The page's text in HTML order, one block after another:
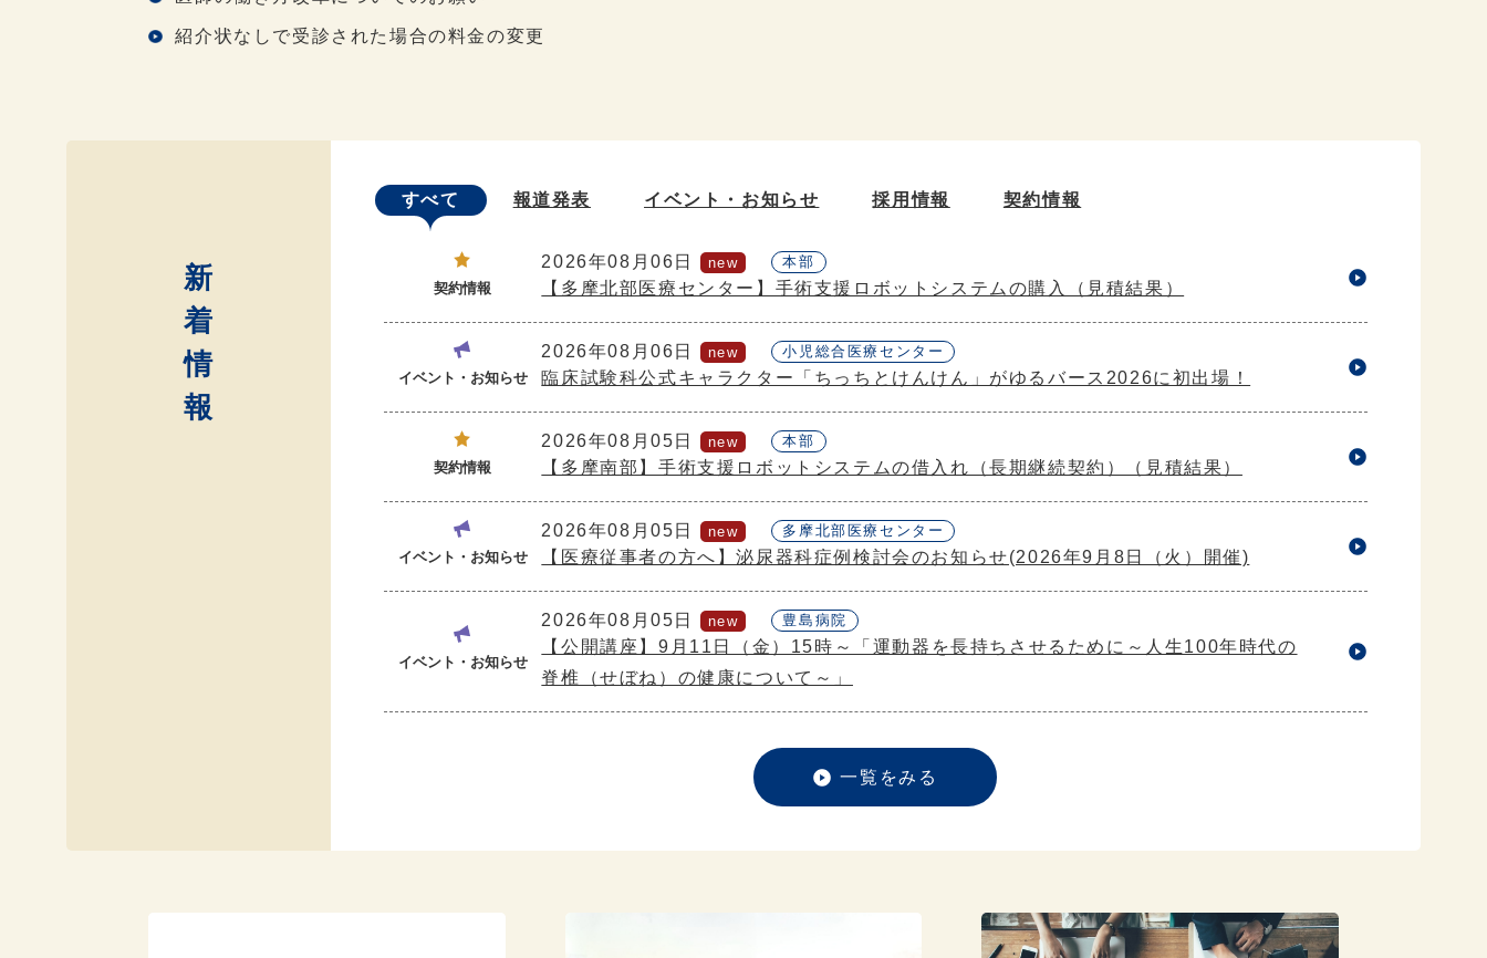
紹介状なしで受診された場合の料金の変更
新
着
情
報
すべて 報道発表 イベント・ お知らせ 採用情報 契約情報
契約情報
2026年08月06日 本部
【多摩北部医療センター】手術支援ロボットシステムの購入（見積結果）
イベント・お知らせ
2026年08月06日 小児総合医療センター
臨床試験科公式キャラクター「ちっちとけんけん」がゆるバース2026に初出場！
契約情報
2026年08月05日 本部
【多摩南部】手術支援ロボットシステムの借入れ（長期継続契約）（見積結果）
イベント・お知らせ
2026年08月05日 多摩北部医療センター
【医療従事者の方へ】泌尿器科症例検討会のお知らせ(2026年9月8日（火）開催)
イベント・お知らせ
2026年08月05日 豊島病院
【公開講座】9月11日（金）15時～「運動器を長持ちさせるために～人生100年時代の
脊椎（せぼね）の健康について～」
一覧をみる